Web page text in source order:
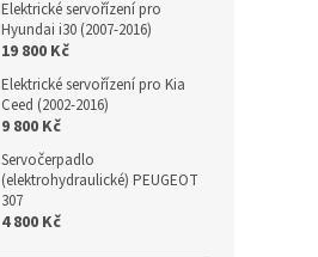
Elektrické servořízení pro
Hyundai i30 (2007-2016)
19 800 Kč
Elektrické servořízení pro Kia
Ceed (2002-2016)
9 800 Kč
Servočerpadlo
(elektrohydraulické) PEUGEOT
307
4 800 Kč